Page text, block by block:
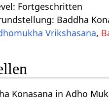
Fortgeschritten
Baddha
Vrikshasana,
Konasana in Adho